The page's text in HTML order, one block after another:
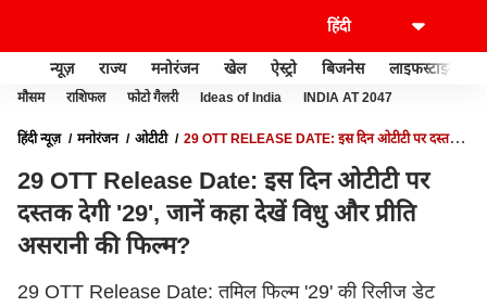
न्यूज़ राज्य मनोरंजन खेल ऐस्ट्रो बिजनेस लाइफस्टाइल
मौसम राशिफल फोटो गैलरी Ideas of India INDIA AT 2047
हिंदी न्यूज़ मनोरंजन ओटीटी
29 OTT RELEASE DATE: इस दिन ओटीटी पर दस्तक
29 OTT Release Date: इस दिन ओटीटी पर
दस्तक देगी '29', जानें कहा देखें विधु और प्रीति
असरानी की फिल्म?
29 OTT Release Date: तमिल फिल्म '29' की रिलीज डेट